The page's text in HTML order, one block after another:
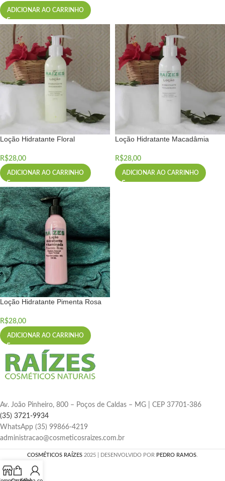
ADICIONAR AO CARRINHO
Loção Hidratante Floral
R$28,00
ADICIONAR AO CARRINHO
Loção Hidratante Macadâmia
R$28,00
ADICIONAR AO CARRINHO
Loção Hidratante Pimenta Rosa
R$28,00
ADICIONAR AO CARRINHO
Av. João Pinheiro, 800 – Poços de Caldas – MG | CEP 37701-386
(35) 3721-9934
WhatsApp (35) 99866-4219
administracao@cosmeticosraizes.com.br
COSMÉTICOS RAÍZES 2025 | DESENVOLVIDO POR PEDRO RAMOS